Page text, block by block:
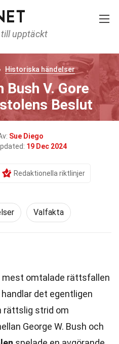
upptäckt
Historiska händelser
Bush V. Gore
Beslut
Sue Diego
19 Dec 2024
Redaktionella riktlinjer
Valfakta
mest omtalade rättsfallen
det egentligen
rättslig strid om
George W. Bush och